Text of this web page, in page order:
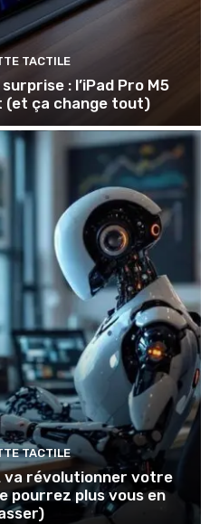
TACTILE
: l’iPad Pro M5
(et ça change tout)
TACTILE
révolutionner votre
pourrez plus vous en